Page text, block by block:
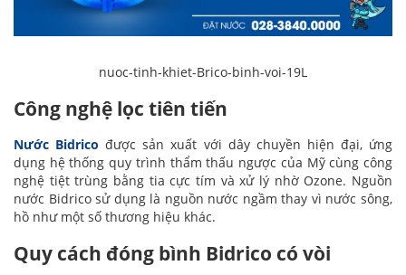
nuoc-tinh-khiet-Brico-binh-voi-19L
Công nghệ lọc tiên tiến
Nước Bidrico được sản xuất với dây chuyền hiện đại, ứng
dụng hệ thống quy trình thẩm thấu ngược của Mỹ cùng công
nghệ tiệt trùng bằng tia cực tím và xử lý nhờ Ozone. Nguồn
nước Bidrico sử dụng là nguồn nước ngầm thay vì nước sông,
hồ như một số thương hiệu khác.
Quy cách đóng bình Bidrico có vòi